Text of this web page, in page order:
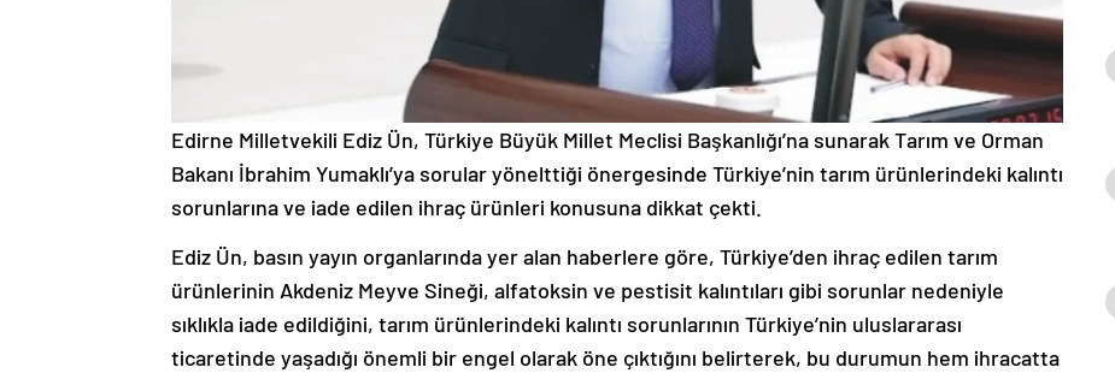
Edirne Milletvekili Ediz Ün, Türkiye Büyük Millet Meclisi Başkanlığı’na sunarak Tarım ve Orman
Bakanı İbrahim Yumaklı’ya sorular yönelttiği önergesinde Türkiye’nin tarım ürünlerindeki kalıntı
sorunlarına ve iade edilen ihraç ürünleri konusuna dikkat çekti.
Ediz Ün, basın yayın organlarında yer alan haberlere göre, Türkiye’den ihraç edilen tarım
ürünlerinin Akdeniz Meyve Sineği, alfatoksin ve pestisit kalıntıları gibi sorunlar nedeniyle
sıklıkla iade edildiğini, tarım ürünlerindeki kalıntı sorunlarının Türkiye’nin uluslararası
ticaretinde yaşadığı önemli bir engel olarak öne çıktığını belirterek, bu durumun hem ihracatta